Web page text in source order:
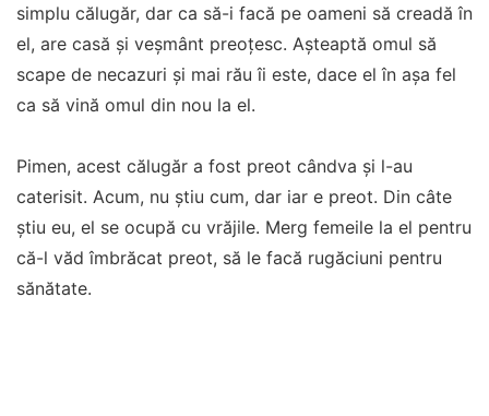
simplu călugăr, dar ca să-i facă pe oameni să creadă în
el, are casă și veșmânt preoțesc. Așteaptă omul să
scape de necazuri și mai rău îi este, dace el în așa fel
ca să vină omul din nou la el.
Pimen, acest călugăr a fost preot cândva și l-au
caterisit. Acum, nu știu cum, dar iar e preot. Din câte
știu eu, el se ocupă cu vrăjile. Merg femeile la el pentru
că-l văd îmbrăcat preot, să le facă rugăciuni pentru
sănătate.